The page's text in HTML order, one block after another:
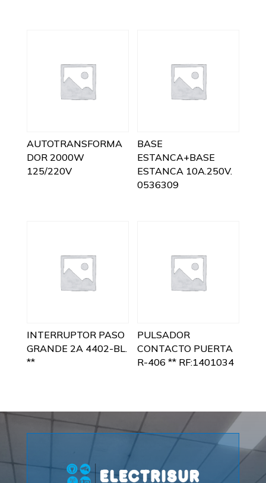
AUTOTRANSFORMA
DOR 2000W
125/220V
BASE
ESTANCA+BASE
ESTANCA 10A.250V.
0536309
INTERRUPTOR PASO
GRANDE 2A 4402-BL.
**
PULSADOR
CONTACTO PUERTA
R-406 ** RF:1401034